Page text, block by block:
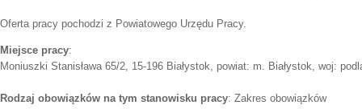
Oferta pracy pochodzi z Powiatowego Urzędu Pracy.
Miejsce pracy:
Moniuszki Stanisława 65/2, 15-196 Białystok, powiat: m. Białystok, woj:
Rodzaj obowiązków na tym stanowisku pracy: Zakres obowiązków